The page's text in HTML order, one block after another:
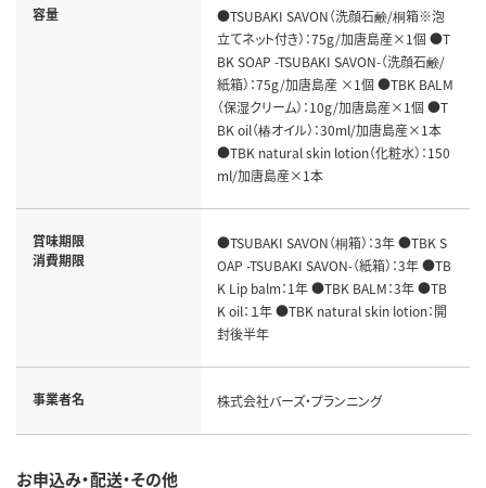
容量
●TSUBAKI SAVON（洗顔石鹸/桐箱※泡
立てネット付き）：75g/加唐島産×1個 ●T
BK SOAP -TSUBAKI SAVON-（洗顔石鹸/
紙箱）：75g/加唐島産 ×1個 ●TBK BALM
（保湿クリーム）：10g/加唐島産×1個 ●T
BK oil（椿オイル）：30ml/加唐島産×1本
●TBK natural skin lotion（化粧水）：150
ml/加唐島産×1本
賞味期限
消費期限
●TSUBAKI SAVON（桐箱）：3年 ●TBK S
OAP -TSUBAKI SAVON-（紙箱）：3年 ●TB
K Lip balm：1年 ●TBK BALM：3年 ●TB
K oil：１年 ●TBK natural skin lotion：開
封後半年
事業者名 株式会社バーズ・プランニング
お申込み・配送・その他